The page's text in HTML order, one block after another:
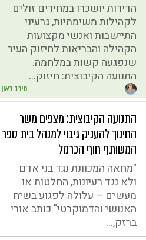
מירב ראון
הדירות יושכרו במחירים זולים
לקהילות משימתיות, גרעיני
התיישבות ואנשי מקצועות
הקהילה והבריאות לחיזוק העיר
שנפגעה קשות במלחמה.
התנועה הקיבוצית: חיזוק...
התנועה הקיבוצית: מצפים משר
החינוך להעניק גיבוי למנהל בית ספר
המשותף חוף הכרמל
"מחאה המכוונת נגד בני אדם
ולא נגד רעיונות, החלטות או
מעשים – עלולה לפגוע בשיח
האנושי והדמוקרטי" כותב אורי
ברזק,...